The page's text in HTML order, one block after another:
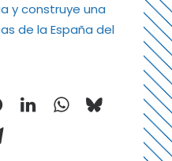
y construye una
de la España del